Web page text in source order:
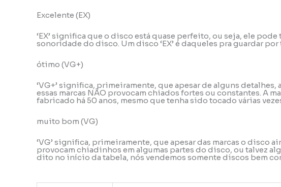
Excelente (EX)
‘EX’ significa que o disco está quase perfeito, ou seja, ele
sonoridade do disco. Um disco ‘EX’ é daqueles pra guardar
ótimo (VG+)
‘VG+’ significa, primeiramente, que apesar de alguns
essas marcas NÃO provocam chiados fortes ou constantes. A
fabricado há 50 anos, mesmo que tenha sido tocado várias
muito bom (VG)
‘VG’ significa, primeiramente, que apesar das marcas o disco
provocam chiadinhos em algumas partes do disco, ou talvez
dito no início da tabela, nós vendemos somente discos bem